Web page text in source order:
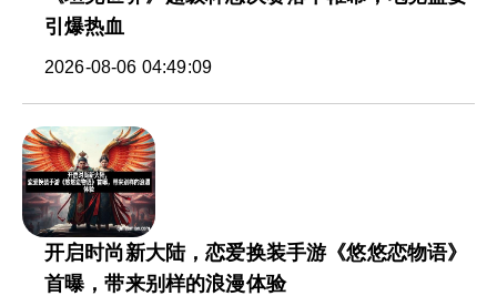
引爆热血
2026-08-06 04:49:09
开启时尚新大陆，恋爱换装手游《悠悠恋物语》
首曝，带来别样的浪漫体验